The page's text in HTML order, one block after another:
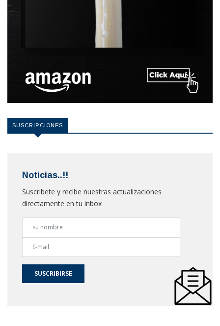
SUSCRIPCIONES
Noticias..!!
Suscribete y recibe nuestras actualizaciones
directamente en tu inbox
SUSCRIBIRSE